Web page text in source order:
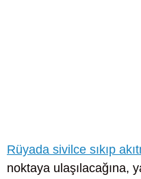
Rüyada sivilce sıkıp
noktaya ulaşılacağına,